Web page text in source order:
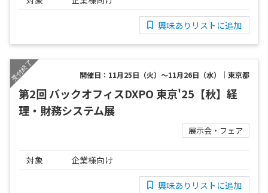
興味ありリストに追加
開催日：11月25日（火）～11月26日（水）｜東京都
第2回 バックオフィスDXPO 東京'25【秋】経
理・財務システム展
展示会・フェア
対象 企業様向け
興味ありリストに追加